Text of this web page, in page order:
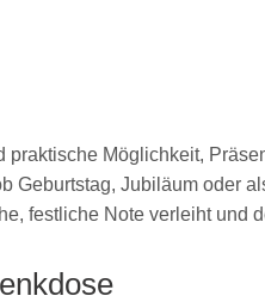
Möglichkeit,
Geburtstag, Jubiläum oder
festliche Note verleiht und